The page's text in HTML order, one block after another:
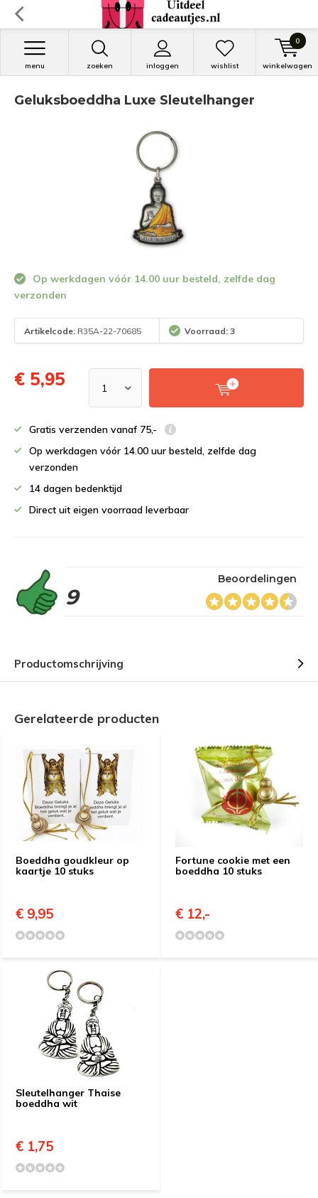
zoeken inloggen
menu wishlist winkelwagen
0
Geluksboeddha Luxe Sleutelhanger
Op werkdagen vóór 14.00 uur besteld, zelfde dag
verzonden
Artikelcode: R35A-22-70685 Voorraad: 3
€ 5,95
Gratis verzenden vanaf 75,-
Op werkdagen vóór 14.00 uur besteld, zelfde dag
verzonden
14 dagen bedenktijd
Direct uit eigen voorraad leverbaar
9
Beoordelingen
Productomschrijving
Gerelateerde producten
Boeddha goudkleur op
kaartje 10 stuks
€ 9,95
Fortune cookie met een
boeddha 10 stuks
€ 12,-
Sleutelhanger Thaise
boeddha wit
€ 1,75